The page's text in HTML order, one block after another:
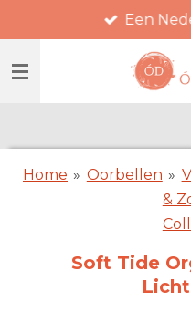
naar
Een
Home » Oorbellen »
&
Soft Tide